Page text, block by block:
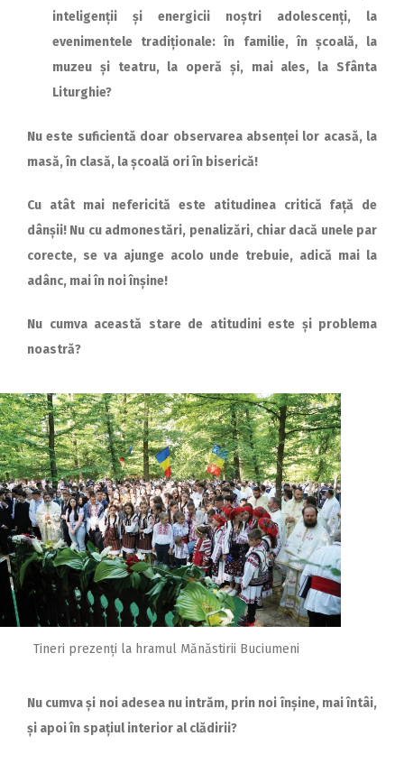
inteligenții și energicii noștri adolescenți, la
evenimentele tradiționale: în familie, în școală, la
muzeu și teatru, la operă și, mai ales, la Sfânta
Liturghie?
Nu este suficientă doar observarea absenței lor acasă, la
masă, în clasă, la școală ori în biserică!
Cu atât mai nefericită este atitudinea critică față de
dânșii! Nu cu admonestări, penalizări, chiar dacă unele par
corecte, se va ajunge acolo unde trebuie, adică mai la
adânc, mai în noi înșine!
Nu cumva această stare de atitudini este și problema
noastră?
Tineri prezenți la hramul Mănăstirii Buciumeni
Nu cumva și noi adesea nu intrăm, prin noi înșine, mai întâi,
și apoi în spațiul interior al clădirii?